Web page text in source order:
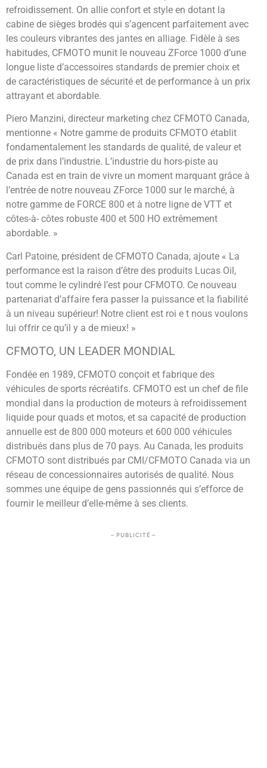
refroidissement. On allie confort et style en dotant la
cabine de sièges brodés qui s’agencent parfaitement avec
les couleurs vibrantes des jantes en alliage. Fidèle à ses
habitudes, CFMOTO munit le nouveau ZForce 1000 d’une
longue liste d’accessoires standards de premier choix et
de caractéristiques de sécurité et de performance à un prix
attrayant et abordable.
Piero Manzini, directeur marketing chez CFMOTO Canada,
mentionne « Notre gamme de produits CFMOTO établit
fondamentalement les standards de qualité, de valeur et
de prix dans l’industrie. L’industrie du hors-piste au
Canada est en train de vivre un moment marquant grâce à
l’entrée de notre nouveau ZForce 1000 sur le marché, à
notre gamme de FORCE 800 et à notre ligne de VTT et
côtes-à- côtes robuste 400 et 500 HO extrêmement
abordable. »
Carl Patoine, président de CFMOTO Canada, ajoute « La
performance est la raison d’être des produits Lucas Oil,
tout comme le cylindré l’est pour CFMOTO. Ce nouveau
partenariat d’affaire fera passer la puissance et la fiabilité
à un niveau supérieur! Notre client est roi e t nous voulons
lui offrir ce qu’il y a de mieux! »
CFMOTO, UN LEADER MONDIAL
Fondée en 1989, CFMOTO conçoit et fabrique des
véhicules de sports récréatifs. CFMOTO est un chef de file
mondial dans la production de moteurs à refroidissement
liquide pour quads et motos, et sa capacité de production
annuelle est de 800 000 moteurs et 600 000 véhicules
distribués dans plus de 70 pays. Au Canada, les produits
CFMOTO sont distribués par CMI/CFMOTO Canada via un
réseau de concessionnaires autorisés de qualité. Nous
sommes une équipe de gens passionnés qui s’efforce de
fournir le meilleur d’elle-même à ses clients.
– PUBLICITÉ –